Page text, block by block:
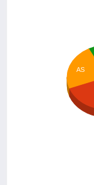
AS